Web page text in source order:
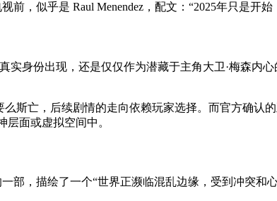
，似乎是 Raul Menendez，配文：“2025年只是开
实身份出现，还是仅仅作为潜藏于主角大卫·梅森内
斯亡，后续剧情的走向依赖玩家选择。而官方确认
层面或虚拟空间中。
部，描绘了一个“世界正濒临混乱边缘，受到冲突和